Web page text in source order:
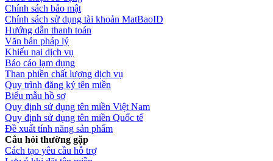
Chính sách bảo mật
Chính sách sử dụng tài khoản MatBaoID
Hướng dẫn thanh toán
Văn bản pháp lý
Khiếu nại dịch vụ
Báo cáo lạm dụng
Than phiền chất lượng dịch vụ
Quy trình đăng ký tên miền
Biểu mẫu hồ sơ
Quy định sử dụng tên miền Việt Nam
Quy định sử dụng tên miền Quốc tế
Đề xuất tính năng sản phẩm
Câu hỏi thường gặp
Cách tạo yêu cầu hỗ trợ